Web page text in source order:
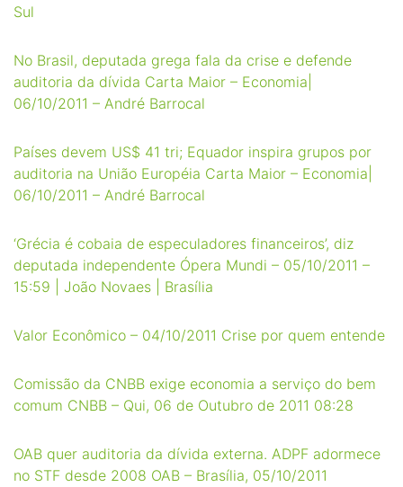
Sul
No Brasil, deputada grega fala da crise e defende
auditoria da dívida Carta Maior – Economia|
06/10/2011 – André Barrocal
Países devem US$ 41 tri; Equador inspira grupos por
auditoria na União Européia Carta Maior – Economia|
06/10/2011 – André Barrocal
‘Grécia é cobaia de especuladores financeiros’, diz
deputada independente Ópera Mundi – 05/10/2011 –
15:59 | João Novaes | Brasília
Valor Econômico – 04/10/2011 Crise por quem entende
Comissão da CNBB exige economia a serviço do bem
comum CNBB – Qui, 06 de Outubro de 2011 08:28
OAB quer auditoria da dívida externa. ADPF adormece
no STF desde 2008 OAB – Brasília, 05/10/2011